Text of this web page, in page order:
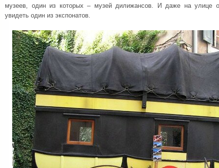
музеев, один из которых – музей дилижансов. И даже на улице
увидеть один из экспонатов.